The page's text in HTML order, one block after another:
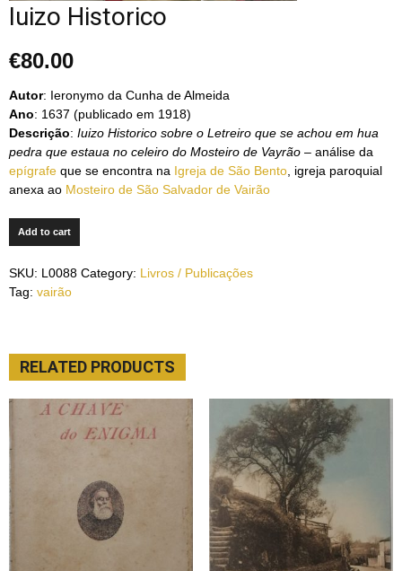
Iuizo Historico
€80.00
Autor: Ieronymo da Cunha de Almeida
Ano: 1637 (publicado em 1918)
Descrição: Iuizo Historico sobre o Letreiro que se achou em hua
pedra que estaua no celeiro do Mosteiro de Vayrão – análise da
epígrafe que se encontra na Igreja de São Bento, igreja paroquial
anexa ao Mosteiro de São Salvador de Vairão
Add to cart
SKU: L0088 Category: Livros / Publicações
Tag: vairão
RELATED PRODUCTS